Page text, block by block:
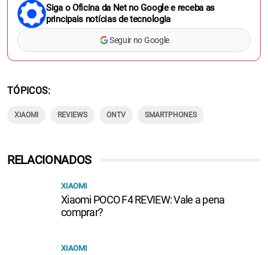
Siga o Oficina da Net no Google e receba as
principais notícias de tecnologia
Seguir no Google
TÓPICOS
XIAOMI REVIEWS ONTV SMARTPHONES
RELACIONADOS
XIAOMI
Xiaomi POCO F4 REVIEW: Vale a pena
comprar?
XIAOMI